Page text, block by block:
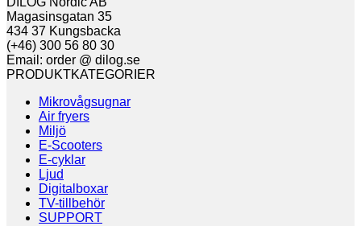
Magasinsgatan 35
434 37 Kungsbacka
(+46) 300 56 80 30
Email: order @ dilog.se
PRODUKTKATEGORIER
Mikrovågsugnar
Air fryers
Miljö
E-Scooters
E-cyklar
Ljud
Digitalboxar
TV-tillbehör
SUPPORT